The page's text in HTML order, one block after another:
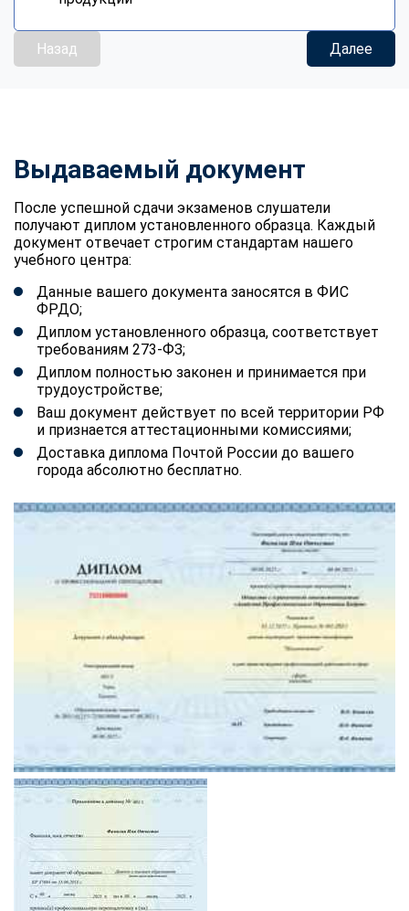
Назад Далее
Выдаваемый документ
После успешной сдачи экзаменов слушатели
получают диплом установленного образца. Каждый
документ отвечает строгим стандартам нашего
учебного центра:
Данные вашего документа заносятся в ФИС
ФРДО;
Диплом установленного образца, соответствует
требованиям 273-ФЗ;
Диплом полностью законен и принимается при
трудоустройстве;
Ваш документ действует по всей территории РФ
и признается аттестационными комиссиями;
Доставка диплома Почтой России до вашего
города абсолютно бесплатно.